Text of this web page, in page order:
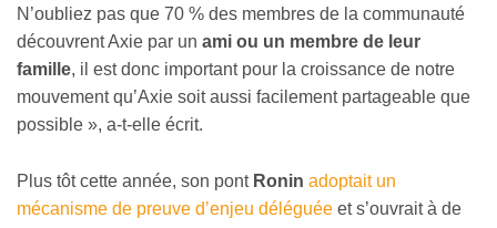
N’oubliez pas que 70 % des membres de la communauté
découvrent Axie par un ami ou un membre de leur
famille, il est donc important pour la croissance de notre
mouvement qu’Axie soit aussi facilement partageable que
possible », a-t-elle écrit.
Plus tôt cette année, son pont Ronin adoptait un
mécanisme de preuve d’enjeu déléguée et s’ouvrait à de